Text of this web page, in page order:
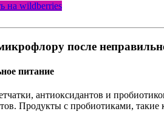
на wildberries
после
питание
антиоксидантов и
Продукты с пробиотиками,